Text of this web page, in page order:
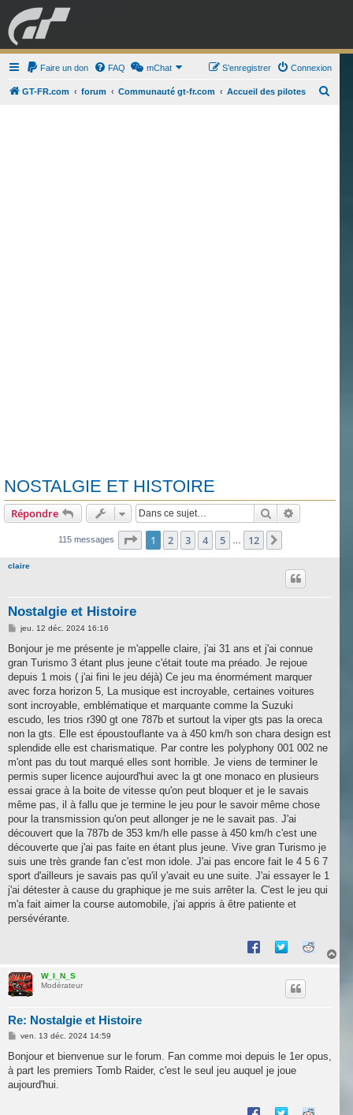
GRAN TURISMO FORUM
Faire un don FAQ mChat Connexion
S’enregistrer
GT-FR.com forum Communauté gt-fr.com Accueil des pilotes
NOSTALGIE ET HISTOIRE
Répondre Rechercher
115 messages Page 1sur12
1 2 3 4 5 12
claire
Nostalgie et Histoire
M
s
a
g
e
jeu. 12 déc. 2024 16:16
Bonjour je me présente je m'appelle claire, j'ai 31 ans et j'ai connue
gran Turismo 3 étant plus jeune c'était toute ma préado. Je rejoue
depuis 1 mois ( j'ai fini le jeu déjà) Ce jeu ma énormément marquer
avec forza horizon 5, La musique est incroyable, certaines voitures
sont incroyable, emblématique et marquante comme la Suzuki
escudo, les trios r390 gt one 787b et surtout la viper gts pas la oreca
non la gts. Elle est époustouflante va à 450 km/h son chara design est
splendide elle est charismatique. Par contre les polyphony 001 002 ne
m'ont pas du tout marqué elles sont horrible. Je viens de terminer le
permis super licence aujourd'hui avec la gt one monaco en plusieurs
essai grace à la boite de vitesse qu'on peut bloquer et je le savais
même pas, il à fallu que je termine le jeu pour le savoir même chose
pour la transmission qu'on peut allonger je ne le savait pas. J'ai
découvert que la 787b de 353 km/h elle passe à 450 km/h c'est une
découverte que j'ai pas faite en étant plus jeune. Vive gran Turismo je
suis une très grande fan c'est mon idole. J'ai pas encore fait le 4 5 6 7
sport d'ailleurs je savais pas qu'il y'avait eu une suite. J'ai essayer le 1
j'ai détester à cause du graphique je me suis arrêter la. C'est le jeu qui
m'a fait aimer la course automobile, j'ai appris à être patiente et
persévérante.
W_I_N_S
Modérateur
Re: Nostalgie et Histoire
M
s
a
g
e
ven. 13 déc. 2024 14:59
Bonjour et bienvenue sur le forum. Fan comme moi depuis le 1er opus,
à part les premiers Tomb Raider, c'est le seul jeu auquel je joue
aujourd'hui.